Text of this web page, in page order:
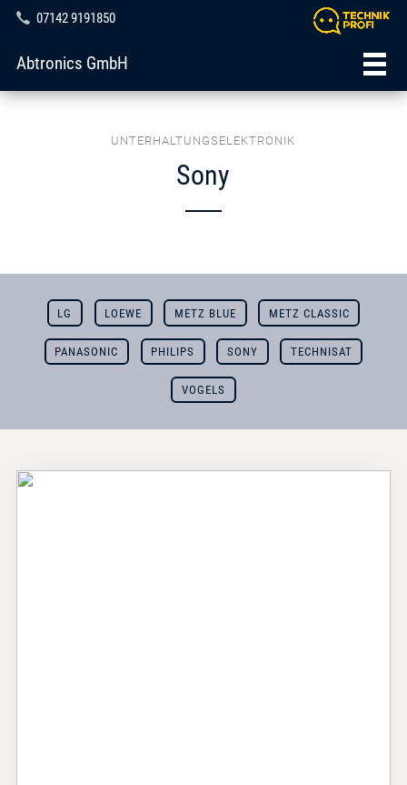
07142 9191850
Abtronics GmbH
UNTERHALTUNGSELEKTRONIK
Sony
LG LOEWE METZ BLUE METZ CLASSIC
PANASONIC PHILIPS SONY TECHNISAT
VOGELS